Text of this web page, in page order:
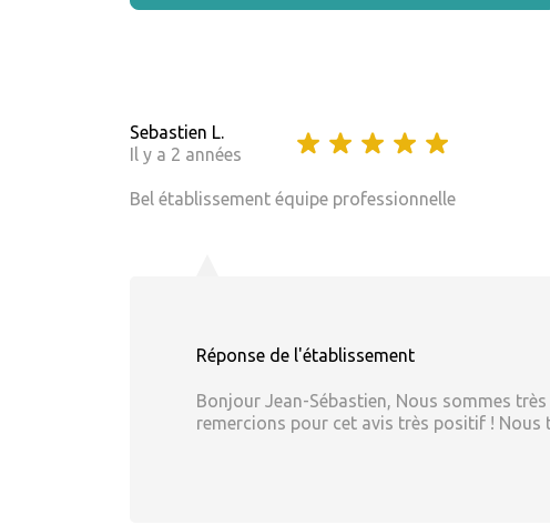
Sebastien L.
Il y a 2 années
Bel établissement équipe professionnelle
Réponse de l'établissement
Bonjour Jean-Sébastien, Nous sommes
remercions pour cet avis très positif !